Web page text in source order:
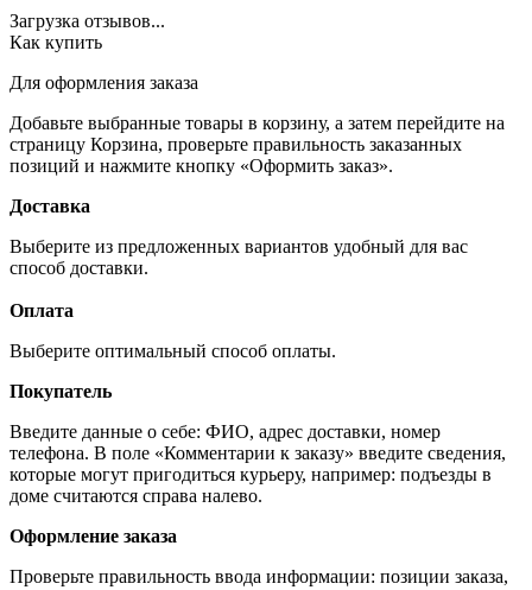
Загрузка отзывов...
Как купить
Для оформления заказа
Добавьте выбранные товары в корзину, а затем перейдите на
страницу Корзина, проверьте правильность заказанных
позиций и нажмите кнопку «Оформить заказ».
Доставка
Выберите из предложенных вариантов удобный для вас
способ доставки.
Оплата
Выберите оптимальный способ оплаты.
Покупатель
Введите данные о себе: ФИО, адрес доставки, номер
телефона. В поле «Комментарии к заказу» введите сведения,
которые могут пригодиться курьеру, например: подъезды в
доме считаются справа налево.
Оформление заказа
Проверьте правильность ввода информации: позиции заказа,